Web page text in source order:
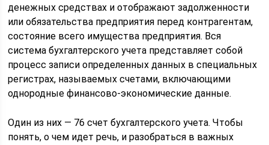
денежных средствах и отображают задолженности
или обязательства предприятия перед контрагентам,
состояние всего имущества предприятия. Вся
система бухгалтерского учета представляет собой
процесс записи определенных данных в специальных
регистрах, называемых счетами, включающими
однородные финансово-экономические данные.
Один из них — 76 счет бухгалтерского учета. Чтобы
понять, о чем идет речь, и разобраться в важных